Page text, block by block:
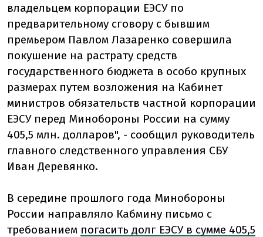
владельцем корпорации ЕЭСУ по
предварительному сговору с бывшим
премьером Павлом Лазаренко совершила
покушение на растрату средств
государственного бюджета в особо крупных
размерах путем возложения на Кабинет
министров обязательств частной корпорации
ЕЭСУ перед Минобороны России на сумму
405,5 млн. долларов", - сообщил руководитель
главного следственного управления СБУ
Иван Деревянко.
В середине прошлого года Минобороны
России направляло Кабмину письмо с
требованием погасить долг ЕЭСУ в сумме 405,5